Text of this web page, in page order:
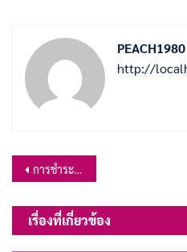
PEACH1980
http://
แนะแนว
เรื่อง
การชำระภาษีที่ดินและสิ่งปลูกสร้าง และภาษีป้าย ประจำปี 2565
เรื่องที่เกี่ยวข้อง